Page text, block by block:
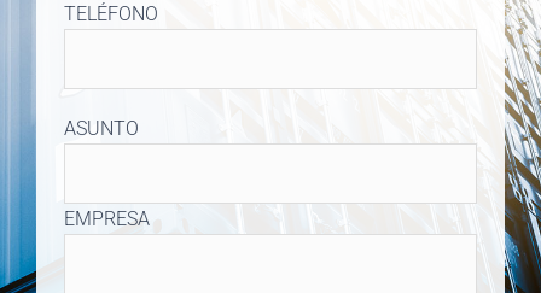
TELÉFONO
ASUNTO
EMPRESA